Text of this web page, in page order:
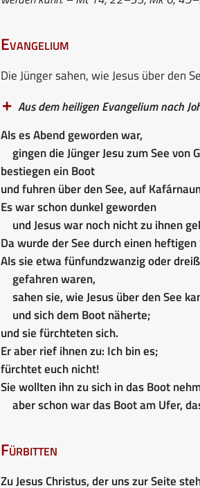
Evangelium
Die Jünger sahen, wie Jesus über den
Aus dem heiligen Evangelium nach
Als es Abend geworden war,
gingen die Jünger Jesu zum See von
bestiegen ein Boot
und fuhren über den See, auf
Es war schon dunkel geworden
und Jesus war noch nicht zu ihnen
Da wurde der See durch einen
Als sie etwa fünfundzwanzig oder
gefahren waren,
sahen sie, wie Jesus über den See
und sich dem Boot näherte;
und sie fürchteten sich.
Er aber rief ihnen zu: Ich bin es;
fürchtet euch nicht!
Sie wollten ihn zu sich in das Boot
aber schon war das Boot am Ufer,
Fürbitten
Zu Jesus Christus, der uns zur Seite